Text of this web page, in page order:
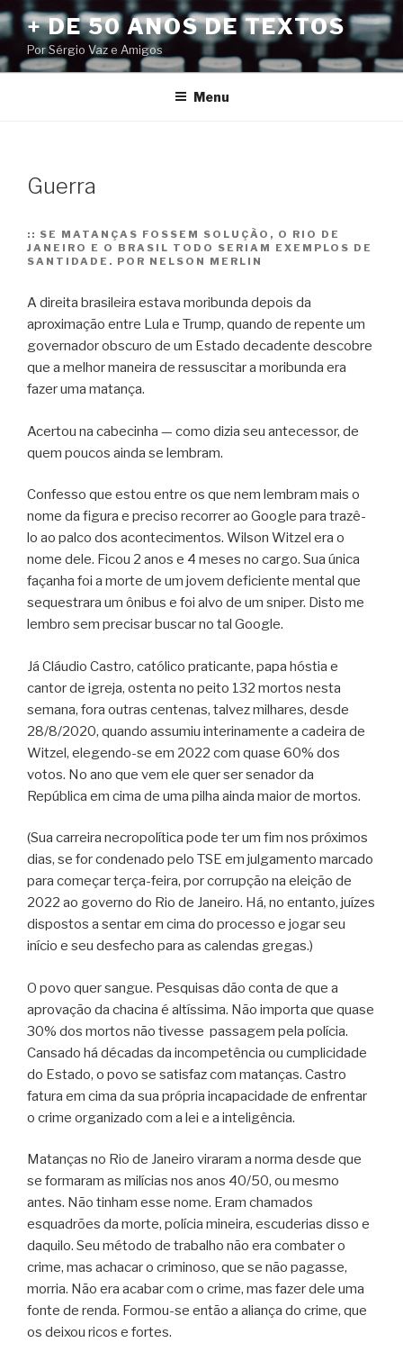
Pular
para
o
conteúdo
+ DE 50 ANOS DE TEXTOS
Por Sérgio Vaz e Amigos
Menu
Guerra
:: SE MATANÇAS FOSSEM SOLUÇÃO, O RIO DE
JANEIRO E O BRASIL TODO SERIAM EXEMPLOS DE
SANTIDADE. POR NELSON MERLIN
A direita brasileira estava moribunda depois da
aproximação entre Lula e Trump, quando de repente um
governador obscuro de um Estado decadente descobre
que a melhor maneira de ressuscitar a moribunda era
fazer uma matança.
Acertou na cabecinha — como dizia seu antecessor, de
quem poucos ainda se lembram.
Confesso que estou entre os que nem lembram mais o
nome da figura e preciso recorrer ao Google para trazê-
lo ao palco dos acontecimentos. Wilson Witzel era o
nome dele. Ficou 2 anos e 4 meses no cargo. Sua única
façanha foi a morte de um jovem deficiente mental que
sequestrara um ônibus e foi alvo de um sniper. Disto me
lembro sem precisar buscar no tal Google.
Já Cláudio Castro, católico praticante, papa hóstia e
cantor de igreja, ostenta no peito 132 mortos nesta
semana, fora outras centenas, talvez milhares, desde
28/8/2020, quando assumiu interinamente a cadeira de
Witzel, elegendo-se em 2022 com quase 60% dos
votos. No ano que vem ele quer ser senador da
República em cima de uma pilha ainda maior de mortos.
(Sua carreira necropolítica pode ter um fim nos próximos
dias, se for condenado pelo TSE em julgamento marcado
para começar terça-feira, por corrupção na eleição de
2022 ao governo do Rio de Janeiro. Há, no entanto, juízes
dispostos a sentar em cima do processo e jogar seu
início e seu desfecho para as calendas gregas.)
O povo quer sangue. Pesquisas dão conta de que a
aprovação da chacina é altíssima. Não importa que quase
30% dos mortos não tivesse passagem pela polícia.
Cansado há décadas da incompetência ou cumplicidade
do Estado, o povo se satisfaz com matanças. Castro
fatura em cima da sua própria incapacidade de enfrentar
o crime organizado com a lei e a inteligência.
Matanças no Rio de Janeiro viraram a norma desde que
se formaram as milícias nos anos 40/50, ou mesmo
antes. Não tinham esse nome. Eram chamados
esquadrões da morte, polícia mineira, escuderias disso e
daquilo. Seu método de trabalho não era combater o
crime, mas achacar o criminoso, que se não pagasse,
morria. Não era acabar com o crime, mas fazer dele uma
fonte de renda. Formou-se então a aliança do crime, que
os deixou ricos e fortes.